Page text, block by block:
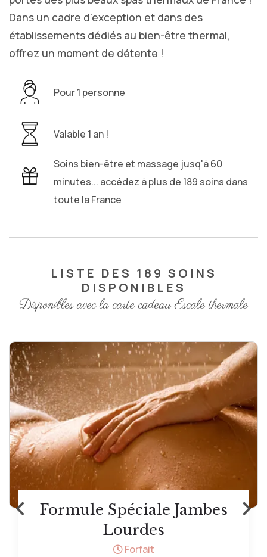
Dans un cadre d'exception et dans des
établissements dédiés au bien-être thermal,
offrez un moment de détente !
Pour 1 personne
Valable 1 an !
Soins bien-être et massage jusq'à 60
minutes... accédez à plus de 189 soins dans
toute la France
LISTE DES 189 SOINS
DISPONIBLES
Disponibles avec la carte cadeau Escale thermale
Formule Spéciale Jambes
Lourdes
Forfait
‹ ›